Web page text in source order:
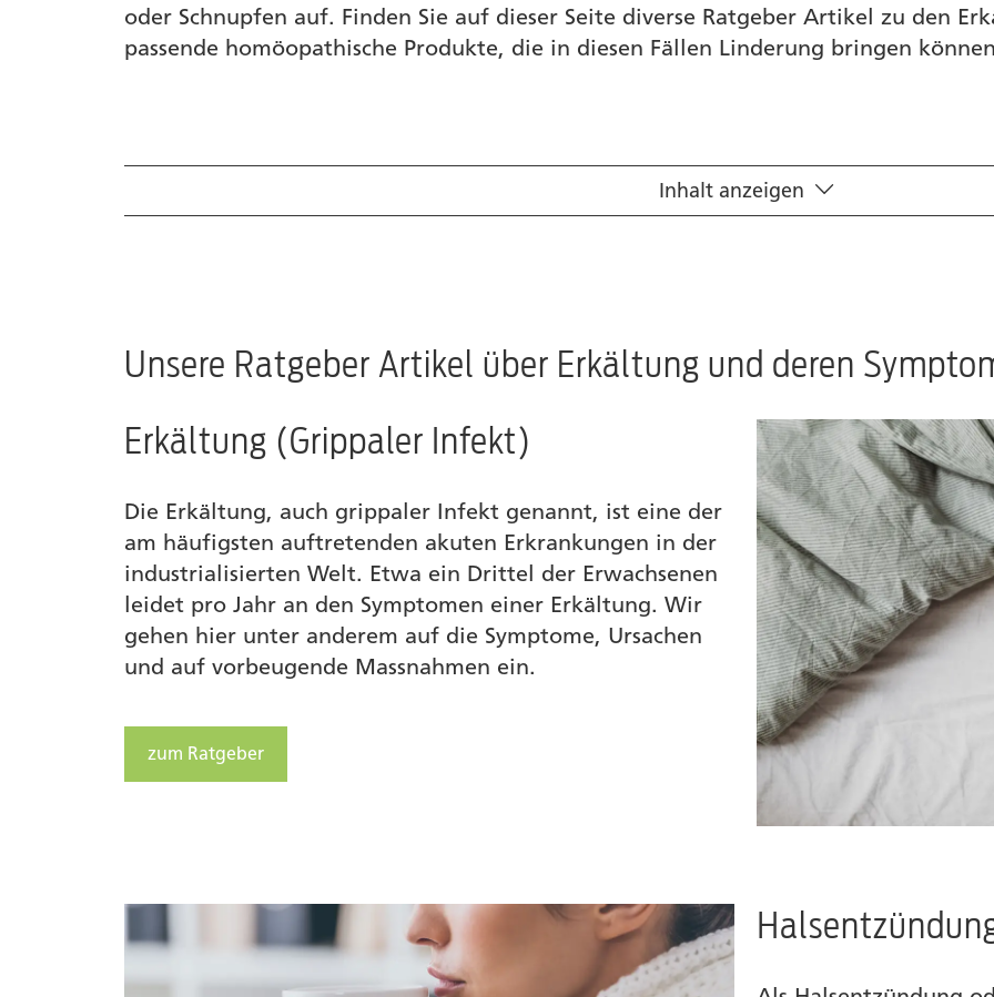
oder Schnupfen auf. Finden Sie auf dieser Seite diverse Ratgeber Artikel zu den
passende homöopathische Produkte, die in diesen Fällen Linderung bringen
Händlersuche
Inhalt anzeigen
Unsere Ratgeber Artikel über Erkältung und deren
Erkältung (Grippaler Infekt)
Die Erkältung, auch grippaler Infekt genannt, ist eine der
am häufigsten auftretenden akuten Erkrankungen in der
industrialisierten Welt. Etwa ein Drittel der Erwachsenen
leidet pro Jahr an den Symptomen einer Erkältung. Wir
gehen hier unter anderem auf die Symptome, Ursachen
und auf vorbeugende Massnahmen ein.
zum Ratgeber